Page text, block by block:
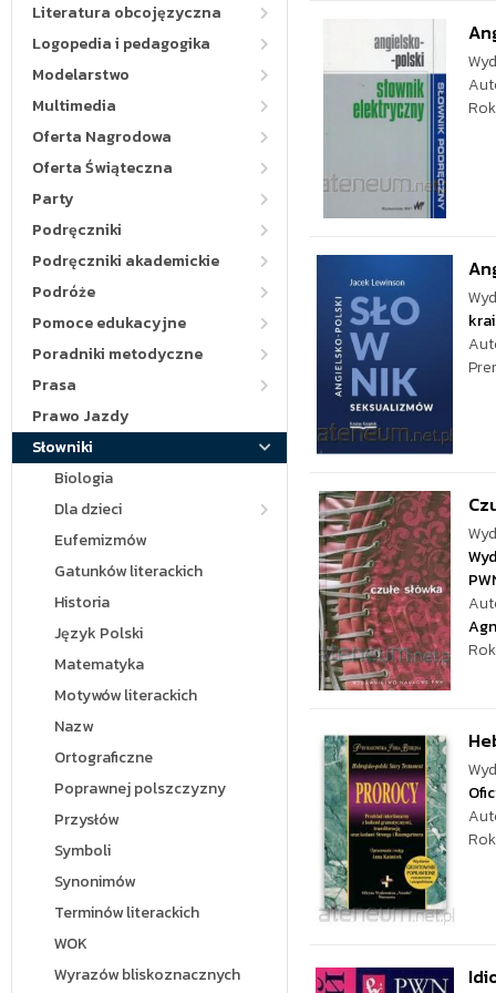
Literatura obcojęzyczna
Logopedia i pedagogika
Modelarstwo
Multimedia
Oferta Nagrodowa
Oferta Świąteczna
Party
Podręczniki
Podręczniki akademickie
Podróże
Pomoce edukacyjne
Poradniki metodyczne
Prasa
Prawo Jazdy
Słowniki
Biologia
Dla dzieci
Eufemizmów
Gatunków literackich
Historia
Język Polski
Matematyka
Motywów literackich
Nazw
Ortograficzne
Poprawnej polszczyzny
Przysłów
Symboli
Synonimów
Terminów literackich
WOK
Wyrazów bliskoznacznych